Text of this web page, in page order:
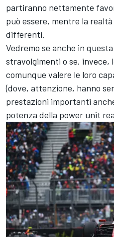
partiranno nettamente
può essere, mentre la
differenti.
Vedremo se anche in
stravolgimenti o se, invece,
comunque valere le loro
(dove, attenzione, hanno
prestazioni importanti
potenza della power unit